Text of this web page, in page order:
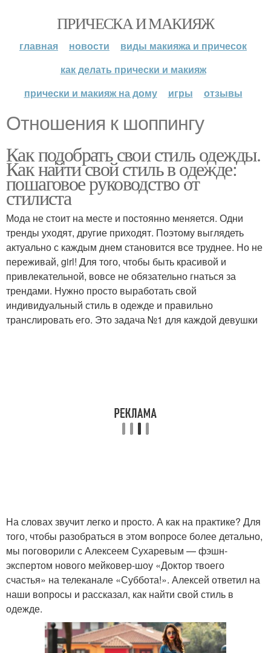
ПРИЧЕСКА И МАКИЯЖ
главная новости
виды макияжа и причесок
как делать прически и макияж
прически и макияж на дому
игры отзывы
Отношения к шоппингу
Как подобрать свои стиль одежды.
Как найти свой стиль в одежде:
пошаговое руководство от
стилиста
Мода не стоит на месте и постоянно меняется. Одни
тренды уходят, другие приходят. Поэтому выглядеть
актуально с каждым днем становится все труднее. Но не
переживай, girl! Для того, чтобы быть красивой и
привлекательной, вовсе не обязательно гнаться за
трендами. Нужно просто выработать свой
индивидуальный стиль в одежде и правильно
транслировать его. Это задача №1 для каждой девушки
На словах звучит легко и просто. А как на практике? Для
того, чтобы разобраться в этом вопросе более детально,
мы поговорили с Алексеем Сухаревым — фэшн-
экспертом нового мейковер-шоу «Доктор твоего
счастья» на телеканале «Суббота!». Алексей ответил на
наши вопросы и рассказал, как найти свой стиль в
одежде.